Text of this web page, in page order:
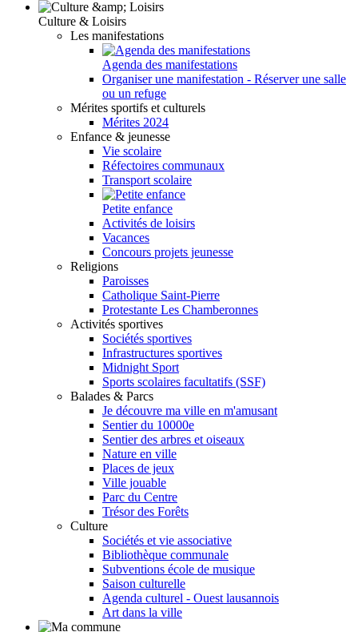
Culture & Loisirs
Les manifestations
Agenda des manifestations
Organiser une manifestation - Réserver une salle
ou un refuge
Mérites sportifs et culturels
Mérites 2024
Enfance & jeunesse
Vie scolaire
Réfectoires communaux
Transport scolaire
Petite enfance
Activités de loisirs
Vacances
Concours projets jeunesse
Religions
Paroisses
Catholique Saint-Pierre
Protestante Les Chamberonnes
Activités sportives
Sociétés sportives
Infrastructures sportives
Midnight Sport
Sports scolaires facultatifs (SSF)
Balades & Parcs
Je découvre ma ville en m'amusant
Sentier du 10000e
Sentier des arbres et oiseaux
Nature en ville
Places de jeux
Ville jouable
Parc du Centre
Trésor des Forêts
Culture
Sociétés et vie associative
Bibliothèque communale
Subventions école de musique
Saison culturelle
Agenda culturel - Ouest lausannois
Art dans la ville